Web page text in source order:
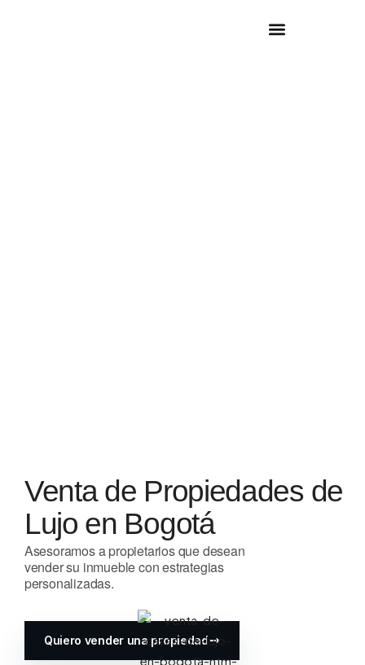
Venta de Propiedades de
Lujo en Bogotá
Asesoramos a propietarios que desean
vender su inmueble con estrategias
personalizadas.
Quiero vender una propiedad